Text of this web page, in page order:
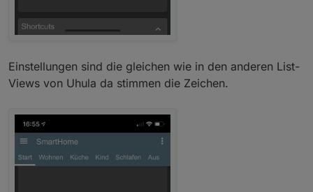
Einstellungen sind die gleichen wie in den anderen List-
Views von Uhula da stimmen die Zeichen.